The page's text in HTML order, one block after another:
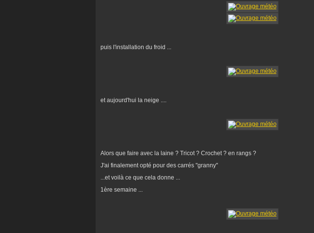
puis l'installation du froid ...
et aujourd'hui la neige ....
Alors que faire avec la laine ? Tricot ? Crochet ? en rangs ?
J'ai finalement opté pour des carrés "granny"
...et voilà ce que cela donne ...
1ère semaine ...